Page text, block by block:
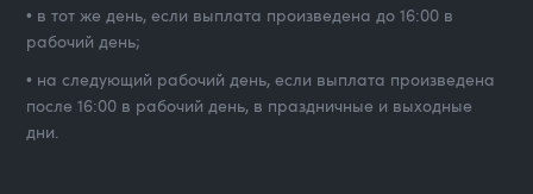
• в тот же день, если выплата произведена до 16:00 в
рабочий день;
• на следующий рабочий день, если выплата произведена
после 16:00 в рабочий день, в праздничные и выходные
дни.